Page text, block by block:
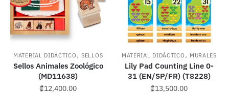
MATERIAL DIDÁCTICO ,SELLOS
Sellos Animales Zoológico
(MD11638)
₡12,400.00
MATERIAL DIDÁCTICO , MURALES
Lily Pad Counting Line 0-
31 (EN/SP/FR) (T8228)
₡13,500.00